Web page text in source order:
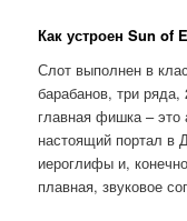
Как устроен Sun of
Слот выполнен в
барабанов, три
главная фишка – это
настоящий портал в
иероглифы и,
плавная, звуковое